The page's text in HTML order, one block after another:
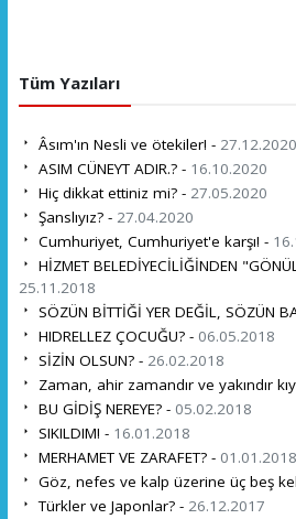
Tüm Yazıları
Âsım'ın Nesli ve ötekiler! - 27.12.2020
ASIM CÜNEYT ADIR.? - 16.10.2020
Hiç dikkat ettiniz mi? - 27.05.2020
Şanslıyız? - 27.04.2020
Cumhuriyet, Cumhuriyet'e karşı! -
HİZMET BELEDİYECİLİĞİNDEN
25.11.2018
SÖZÜN BİTTİĞİ YER DEĞİL, SÖZÜN
HIDRELLEZ ÇOCUĞU? - 06.05.2018
SİZİN OLSUN? - 26.02.2018
Zaman, ahir zamandır ve yakındır
BU GİDİŞ NEREYE? - 05.02.2018
SIKILDIM! - 16.01.2018
MERHAMET VE ZARAFET? - 01.01.2018
Göz, nefes ve kalp üzerine üç beş
Türkler ve Japonlar? - 26.12.2017